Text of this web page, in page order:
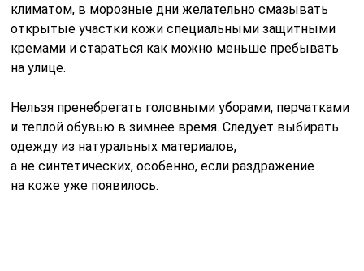
климатом, в морозные дни желательно смазывать
открытые участки кожи специальными защитными
кремами и стараться как можно меньше пребывать
на улице.
Нельзя пренебрегать головными уборами, перчатками
и теплой обувью в зимнее время. Следует выбирать
одежду из натуральных материалов,
а не синтетических, особенно, если раздражение
на коже уже появилось.